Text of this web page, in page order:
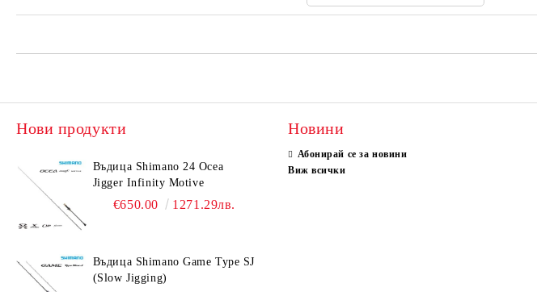
Нови продукти
Въдица Shimano 24 Ocea
Jigger Infinity Motive
€650.00 1271.29лв.
Въдица Shimano Game Type SJ
(Slow Jigging)
Новини
Абонирай се за новини
Виж всички